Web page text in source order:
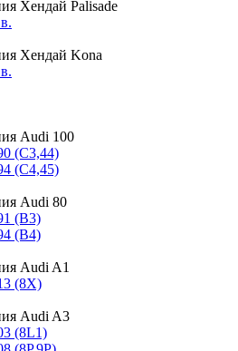
Хендай Palisade
Хендай Kona
Audi 100
(С3,44)
(С4,45)
Audi 80
(B3)
(B4)
Audi A1
(8X)
Audi A3
(8L1)